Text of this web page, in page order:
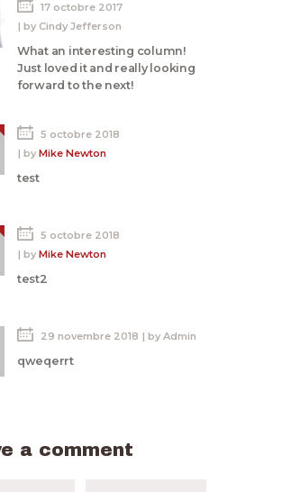
17 octobre 2017
byCindy Jefferson
What an interesting column!
Just loved it and really looking
forward to the next!
5 octobre 2018
by Mike Newton
test
5 octobre 2018
by Mike Newton
test2
29 novembre 2018 byAdmin
qweqerrt
a comment